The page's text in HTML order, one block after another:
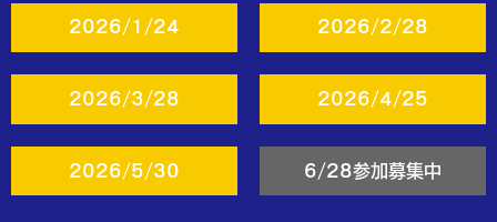
2026/1/24 2026/2/28
2026/3/28 2026/4/25
2026/5/30 6/28参加募集中